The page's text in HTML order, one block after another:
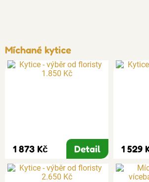
Míchané kytice
1 873 Kč Detail 1 529